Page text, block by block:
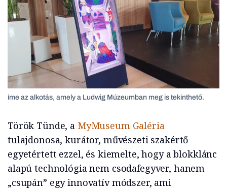
íme az alkotás, amely a Ludwig Múzeumban meg is tekinthető.
Török Tünde, a MyMuseum Galéria
tulajdonosa, kurátor, művészeti szakértő
egyetértett ezzel, és kiemelte, hogy a blokklánc
alapú technológia nem csodafegyver, hanem
„csupán” egy innovatív módszer, ami